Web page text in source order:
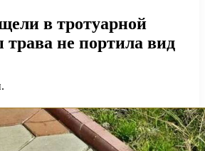
в тротуарной
трава не портила вид